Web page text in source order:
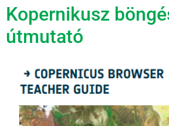
Kopernikusz
útmutató